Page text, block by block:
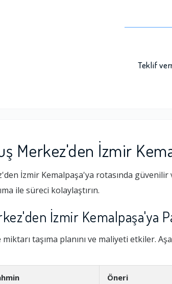
Teklif
Merkez'den İzmir
İzmir Kemalpaşa'ya rotasında
ile süreci kolaylaştırın.
İzmir Kemalpaşa'ya
taşıma planını ve maliyeti etkiler.
Öneri